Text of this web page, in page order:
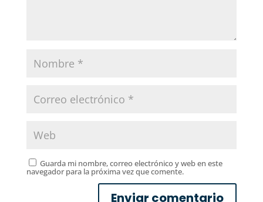
Guarda mi nombre, correo electrónico y web en este
navegador para la próxima vez que comente.